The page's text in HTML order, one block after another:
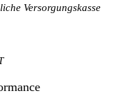
Versorgungskasse